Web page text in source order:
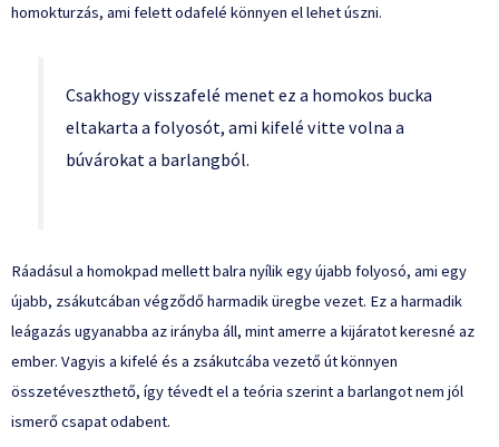
homokturzás, ami felett odafelé könnyen el lehet úszni.
Csakhogy visszafelé menet ez a homokos bucka
eltakarta a folyosót, ami kifelé vitte volna a
búvárokat a barlangból.
Ráadásul a homokpad mellett balra nyílik egy újabb folyosó, ami egy
újabb, zsákutcában végződő harmadik üregbe vezet. Ez a harmadik
leágazás ugyanabba az irányba áll, mint amerre a kijáratot keresné az
ember. Vagyis a kifelé és a zsákutcába vezető út könnyen
összetéveszthető, így tévedt el a teória szerint a barlangot nem jól
ismerő csapat odabent.